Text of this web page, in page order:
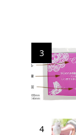
3
4